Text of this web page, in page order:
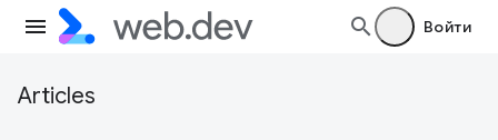
Войти
Articles